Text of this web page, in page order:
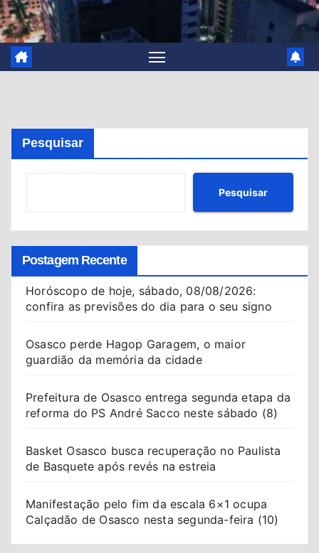
Pesquisar
Pesquisar
Postagem Recente
Horóscopo de hoje, sábado, 08/08/2026:
confira as previsões do dia para o seu signo
Osasco perde Hagop Garagem, o maior
guardião da memória da cidade
Prefeitura de Osasco entrega segunda etapa da
reforma do PS André Sacco neste sábado (8)
Basket Osasco busca recuperação no Paulista
de Basquete após revés na estreia
Manifestação pelo fim da escala 6×1 ocupa
Calçadão de Osasco nesta segunda-feira (10)